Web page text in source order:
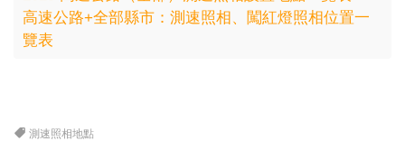
高速公路+全部縣市：測速照相、闖紅燈照相位置一
覽表
測速照相地點